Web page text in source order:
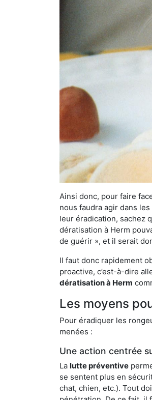
Ainsi donc, pour faire
nous faudra agir dans
leur éradication, sachez
dératisation à Herm
de guérir », et il serait
Il faut donc rapidement
proactive, c’est-à-dire
dératisation à Herm
Les moyens
Pour éradiquer les
menées :
Une action centrée
La lutte préventive
se sentent plus en
chat, chien, etc.). Tout